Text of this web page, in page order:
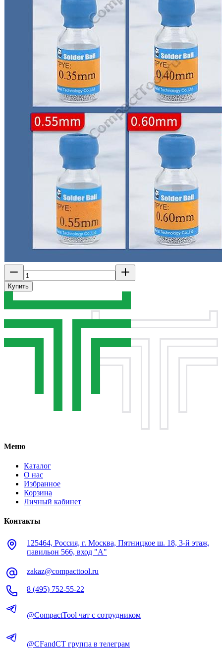
Купить
Меню
Каталог
О нас
Избранное
Корзина
Личный кабинет
Контакты
125464, Россия, г. Москва, Пятницкое ш. 18, 3-й этаж,
павильон 566, вход "А"
zakaz@compacttool.ru
8 (495) 752-55-22
@CompactTool чат с сотрудником
@CFandCT группа в телеграм